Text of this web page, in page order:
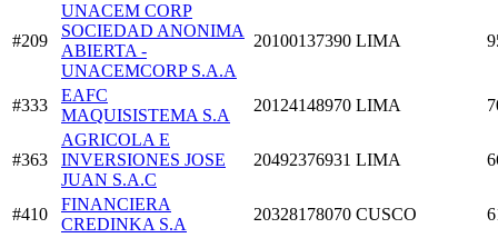
#209
UNACEM CORP
SOCIEDAD ANONIMA
ABIERTA -
UNACEMCORP S.A.A
20100137390 LIMA
#333
EAFC
MAQUISISTEMA S.A
20124148970 LIMA
#363
AGRICOLA E
INVERSIONES JOSE
JUAN S.A.C
20492376931 LIMA
#410
FINANCIERA
CREDINKA S.A
20328178070 CUSCO